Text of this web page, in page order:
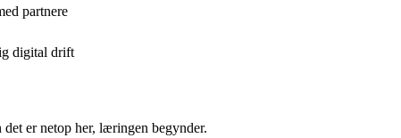
partnere
digital drift
er netop her, læringen begynder.